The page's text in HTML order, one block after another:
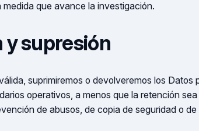
que avance la investigación.
y supresión
suprimiremos o devolveremos los
operativos, a menos que la retención
de abusos, de copia de seguridad o